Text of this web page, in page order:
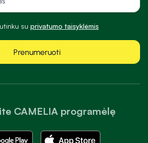
CAMELIA programėlę
su privatumo taisyklėmis
Prenumeruoti